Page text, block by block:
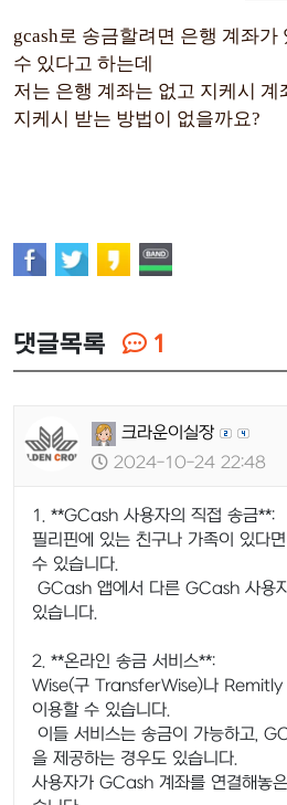
gcash로 송금할려면 은행 계좌
수 있다고 하는데
저는 은행 계좌는 없고 지케시
지케시 받는 방법이 없을까요?
댓글목록 1
크라운이실장
2024-10-24 22:48
1. **GCash 사용자의 직접 송금**:
필리핀에 있는 친구나 가족이 있다
수 있습니다.
GCash 앱에서 다른 GCash 사용
있습니다.
2. **온라인 송금 서비스**:
Wise(구 TransferWise)나 Remitly
이용할 수 있습니다.
이들 서비스는 송금이 가능하고,
을 제공하는 경우도 있습니다.
사용자가 GCash 계좌를 연결해놓